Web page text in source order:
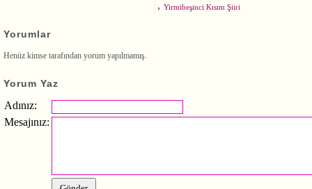
Yirmibeşinci Kısım Şiiri
Yorumlar
Henüz kimse tarafından yorum yapılmamış.
Yorum Yaz
Adınız:
Mesajınız: